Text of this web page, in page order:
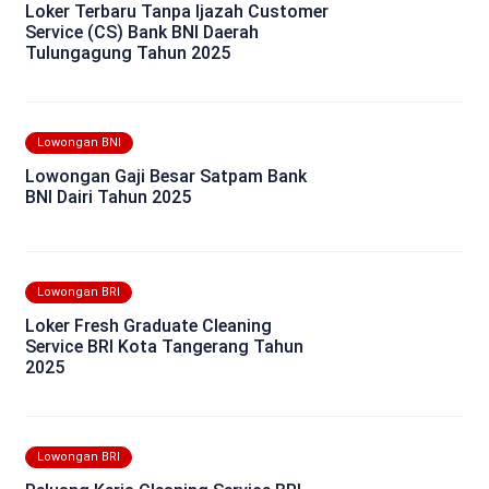
Loker Terbaru Tanpa Ijazah Customer
Service (CS) Bank BNI Daerah
Tulungagung Tahun 2025
Lowongan BNI
Lowongan Gaji Besar Satpam Bank
BNI Dairi Tahun 2025
Lowongan BRI
Loker Fresh Graduate Cleaning
Service BRI Kota Tangerang Tahun
2025
Lowongan BRI